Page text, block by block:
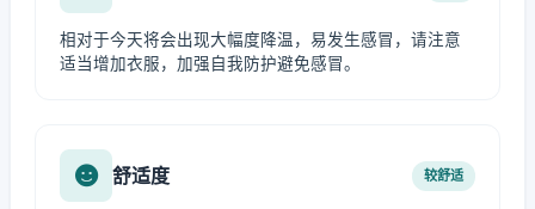
相对于今天将会出现大幅度降温，易发生感冒，请注意
适当增加衣服，加强自我防护避免感冒。
舒适度 较舒适